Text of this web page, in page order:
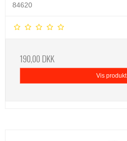
84620
190,00 DKK
Vis produkt